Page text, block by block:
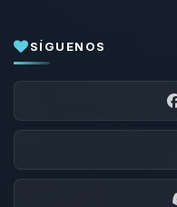
SÍGUENOS